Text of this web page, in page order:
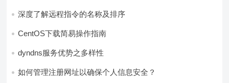
深度了解远程指令的名称及排序
CentOS下载简易操作指南
dyndns服务优势之多样性
如何管理注册网址以确保个人信息安全？